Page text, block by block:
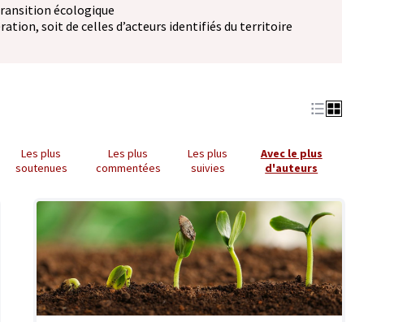
écologique
soit de celles d’acteurs identifiés du territoire
Les plus
soutenues
Les plus
commentées
Les plus
suivies
Avec le plus
d'auteurs